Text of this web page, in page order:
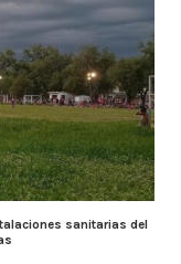
sanitarias del